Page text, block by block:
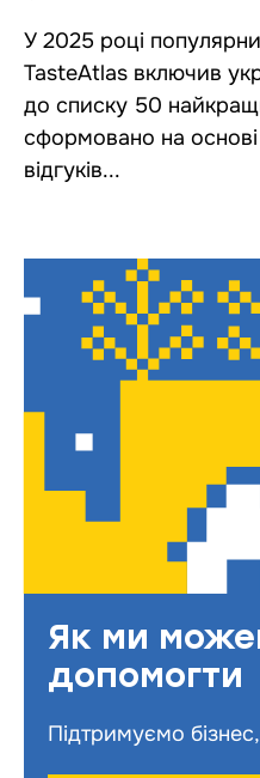
У 2025 році
TasteAtlas включив
до списку 50
сформовано на
відгуків...
Як ми
допомогти
Підтримуємо